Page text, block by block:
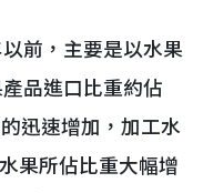
前，主要是以水果
品進口比重約佔
迅速增加，加工水
果所佔比重大幅增